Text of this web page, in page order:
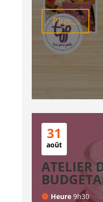
Plus...
31
août
ATELIER
Heure 9h30